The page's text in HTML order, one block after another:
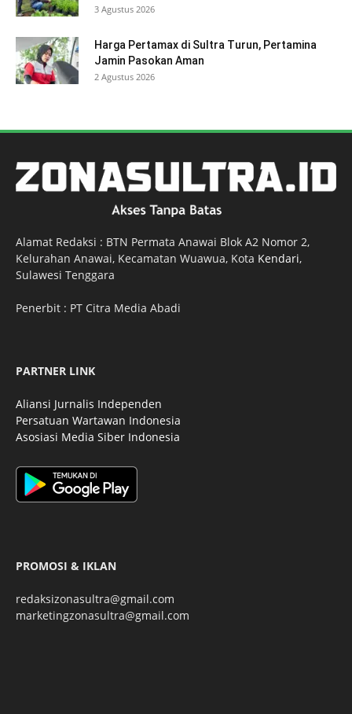
3 Agustus 2026
Harga Pertamax di Sultra Turun, Pertamina
Jamin Pasokan Aman
2 Agustus 2026
Alamat Redaksi : BTN Permata Anawai Blok A2 Nomor 2,
Kelurahan Anawai, Kecamatan Wuawua, Kota Kendari,
Sulawesi Tenggara
Penerbit : PT Citra Media Abadi
PARTNER LINK
Aliansi Jurnalis Independen
Persatuan Wartawan Indonesia
Asosiasi Media Siber Indonesia
PROMOSI & IKLAN
redaksizonasultra@gmail.com
marketingzonasultra@gmail.com